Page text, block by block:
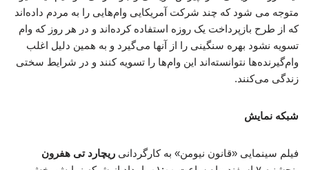
متوجه می شود که چند شرکت آمریکایی وام‌هایی را به مردم داده‌اند
که از طرح بازپرداخت یک روزه استفاده کرده‌اند و در هر روز که وام
تسویه نشود بهره سنگینی را از آنها می‌گیرد و به همین دلیل اغلب
وام‌گیرنده‌ها نتوانسته‌اند این وام‌ها را تسویه کنند و در شرایط سختی
زندگی می‌کنند.
شبکه نمایش
فیلم سینمایی «قانون نیومن» به کارگردانی ریچارد تی هفرون